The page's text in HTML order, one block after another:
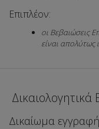
Επιπλέον:
οι Βεβαιώσεις
είναι απολύτως
Δικαιολογητικά
Δικαίωμα